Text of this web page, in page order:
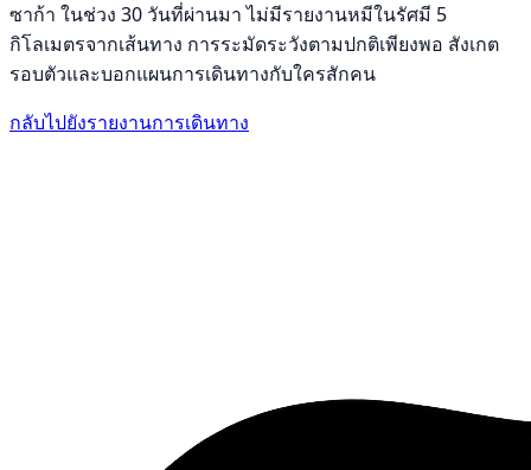
ซาก้า ในช่วง 30 วันที่ผ่านมา ไม่มีรายงานหมีในรัศมี 5
กิโลเมตรจากเส้นทาง การระมัดระวังตามปกติเพียงพอ สังเกต
รอบตัวและบอกแผนการเดินทางกับใครสักคน
กลับไปยังรายงานการเดินทาง